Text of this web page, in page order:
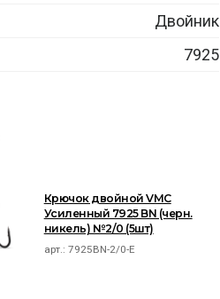
Двойник
7925
Крючок двойной VMC
Усиленный 7925 BN (черн.
никель) №2/0 (5шт)
арт.: 7925BN-2/0-E